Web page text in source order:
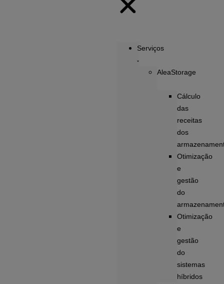
Serviços
AleaStorage
Cálculo
das
receitas
dos
Otimização
e
gestão
do
Otimização
e
gestão
do
sistemas
híbridos